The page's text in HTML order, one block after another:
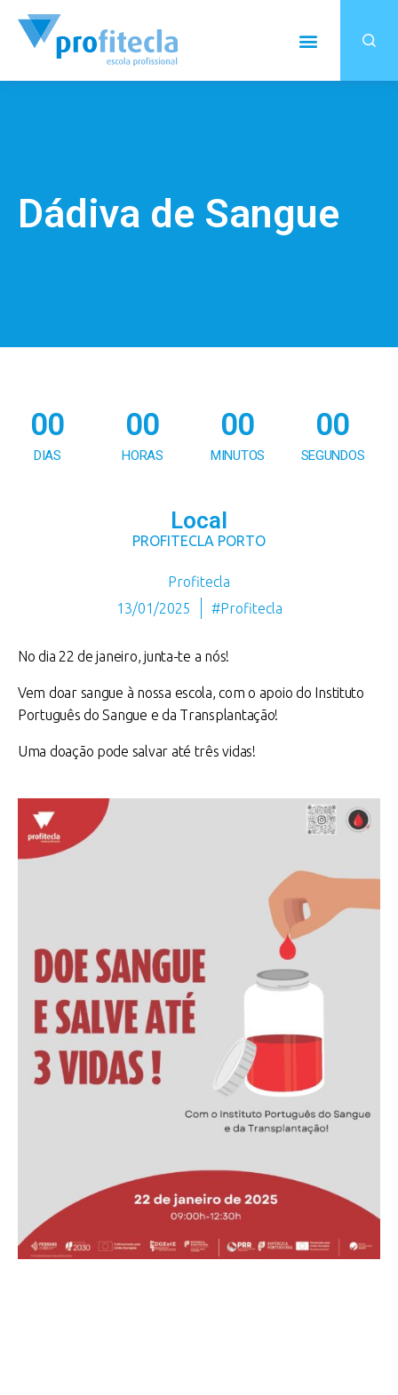
Dádiva de Sangue
00
DIAS
00
HORAS
00
MINUTOS
00
SEGUNDOS
Local
PROFITECLA PORTO
Profitecla
13/01/2025
#Profitecla
No dia 22 de janeiro, junta-te a nós!
Vem doar sangue à nossa escola, com o apoio do Instituto
Português do Sangue e da Transplantação!
Uma doação pode salvar até três vidas!